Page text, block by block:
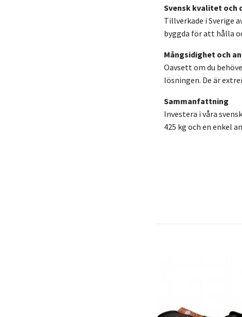
Svensk kvalitet och
Tillverkade i Sverige
byggda för att hålla
Mångsidighet och
Oavsett om du
lösningen. De är
Sammanfattning
Investera i våra
425 kg och en enkel